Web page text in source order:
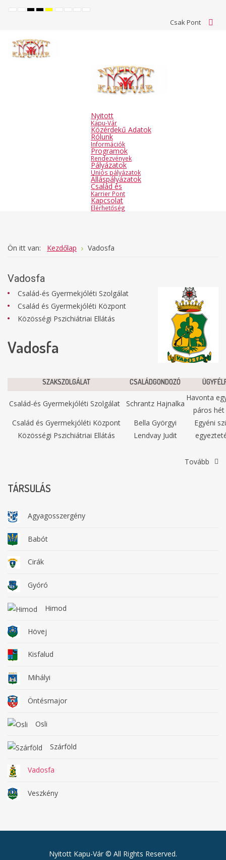
Default
NightHighHighHighSetSetMake
Set
Csak Pont
Nyitott
Kapu-Vár
Közérdekű Adatok
Rólunk
Információk
Programok
Rendezvények
Pályázatok
Uniós pályázatok
Álláspályázatok
Család és
Karrier Pont
Kapcsolat
Elérhetőség
Ön itt van: Kezdőlap Vadosfa
Vadosfa
Család-és Gyermekjóléti Szolgálat
Család és Gyermekjóléti Központ
Közösségi Pszichiátriai Ellátás
Vadosfa
SZAKSZOLGÁLAT CSALÁDGONDOZÓ
Család-és Gyermekjóléti Szolgálat Schrantz Hajnalka
Havonta
páros
Család és Gyermekjóléti Központ
Bella Györgyi
Egyéni
Közösségi Pszichiátriai Ellátás Lendvay Judit
Tovább
TÁRSULÁS
Agyagosszergény
Babót
Cirák
Gyóró
Himod
Hövej
Kisfalud
Mihályi
Öntésmajor
Osli
Szárföld
Vadosfa
Veszkény
Nyitott Kapu-Vár © All Rights Reserved.